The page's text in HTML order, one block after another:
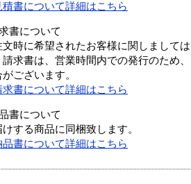
積書について詳細はこちら
書について
文時に希望されたお客様に関しまして
請求書は、営業時間内での発行のため
ございます。
求書について詳細はこちら
書について
けする商品に同梱致します。
品書について詳細はこちら